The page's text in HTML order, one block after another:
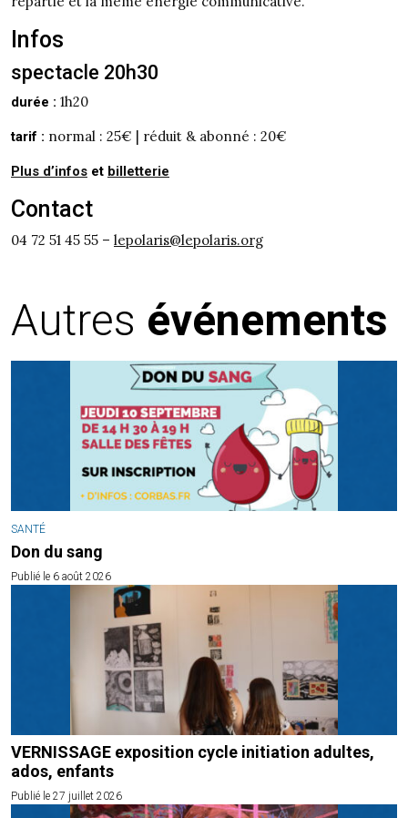
Infos
spectacle 20h30
durée : 1h20
tarif : normal : 25€ | réduit & abonné : 20€
Plus d’infos et billetterie
Contact
04 72 51 45 55 – lepolaris@lepolaris.org
Autres événements
SANTÉ
Don du sang
Publié le 6 août 2026
VERNISSAGE exposition cycle initiation adultes,
ados, enfants
Publié le 27 juillet 2026